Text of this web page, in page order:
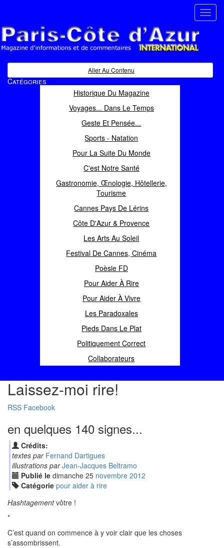
Magazine d'informations et de commentaires
Aller Au Contenu
Catégories
Historique Du Magazine
Voyages... Dans Le Temps
Geste Et Pensée...
Sports - Natation
Pour La Suite Du Monde
C'est Notre Santé
Gastronomie, Œnologie, Hôtellerie,
Tourisme
Cannes Pays De Lérins
Côte D'Azur & Provence
Les Arts Au Soleil
Festival De Cannes, Cinéma
Poèsie FD
Pour Aider À Rire
Pour Aider À Vivre
Les Paradoxales
Pieds Dans Le Plat
Politiquement Correct
Collaborateurs
Laissez-moi rire!
RSS Facebook
en quelques 140 signes...
Crédits:
textes par Fernand Dartigues
illustrations par Jean-Jacques Beltramo
Publié le dimanche 25 novembre 2012
Catégorie pour aider à rire
Hashtagementvôtre !
*
C’est quand on commence à y voir clair que les choses
s’assombrissent.